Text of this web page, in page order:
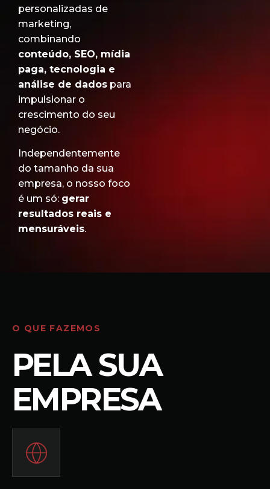
personalizadas de
marketing,
combinando
conteúdo, SEO, mídia
paga, tecnologia e
análise de dados para
impulsionar o
crescimento do seu
negócio.
Independentemente
do tamanho da sua
empresa, o nosso foco
é um só: gerar
resultados reais e
mensuráveis.
O QUE FAZEMOS
PELA SUA
EMPRESA